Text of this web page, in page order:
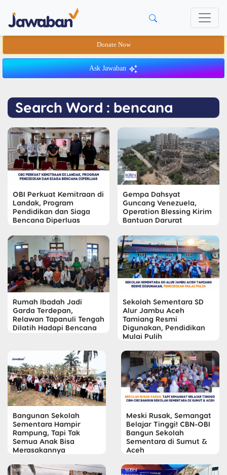
Donate Now
Ask Jawaban
Search Word : bencana
OBI Perkuat Kemitraan di
Landak, Program
Pendidikan dan Siaga
Bencana Diperluas
Gempa Dahsyat
Guncang Venezuela,
Operation Blessing Kirim
Bantuan Darurat
Rumah Ibadah Jadi
Garda Terdepan,
Relawan Tapanuli Tengah
Dilatih Hadapi Bencana
Sekolah Sementara SD
Alur Jambu Aceh
Tamiang Resmi
Digunakan, Pendidikan
Mulai Pulih
Bangunan Sekolah
Sementara Hampir
Rampung, Tapi Tak
Semua Anak Bisa
Merasakannya
Meski Rusak, Semangat
Belajar Tinggi! CBN-OBI
Bangun Sekolah
Sementara di Sumut &
Aceh